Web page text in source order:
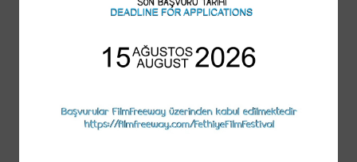
oldu. 2019 yılında Kültür Bakanlığı tarafından fonlanan ve
belgeselin hikâye ve senaryo ekibinde yer aldı. 2022 yılında
ulusal ve uluslararası ödül ve gösterimlerle tamamladı. 31.
Adana Altın Koza Film Festivali’yle dünya prömiyerini